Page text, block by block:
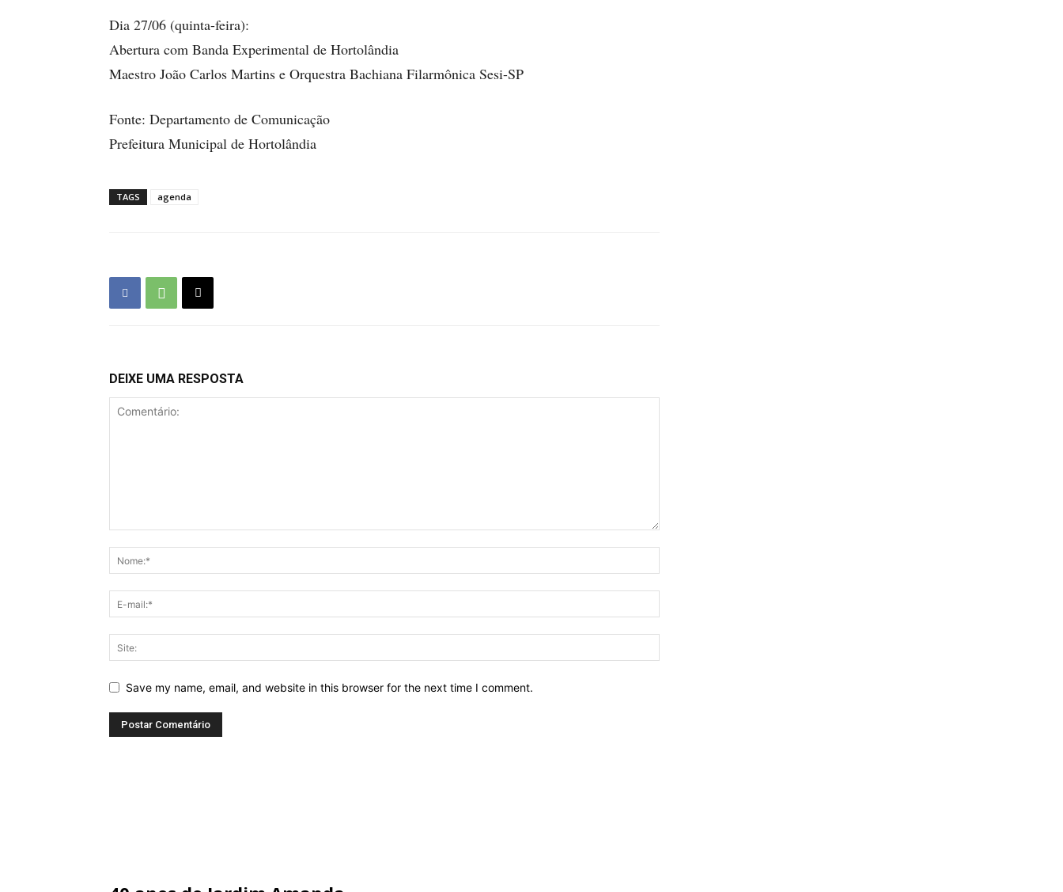
Dia 27/06 (quinta-feira):
Abertura com Banda Experimental de Hortolândia
Maestro João Carlos Martins e Orquestra Bachiana Filarmônica Sesi-SP
Fonte: Departamento de Comunicação
Prefeitura Municipal de Hortolândia
TAGS agenda
DEIXE UMA RESPOSTA
Save my name, email, and website in this browser for the next time I comment.